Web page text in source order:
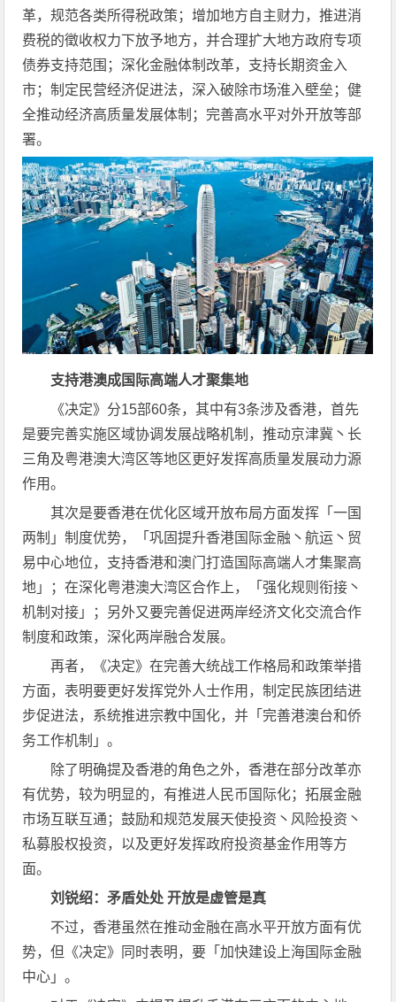
革，规范各类所得税政策；增加地方自主财力，推进消
费税的徵收权力下放予地方，并合理扩大地方政府专项
债券支持范围；深化金融体制改革，支持长期资金入
市；制定民营经济促进法，深入破除市场淮入壁垒；健
全推动经济高质量发展体制；完善高水平对外开放等部
署。
支持港澳成国际高端人才聚集地
《决定》分15部60条，其中有3条涉及香港，首先
是要完善实施区域协调发展战略机制，推动京津冀丶长
三角及粤港澳大湾区等地区更好发挥高质量发展动力源
作用。
其次是要香港在优化区域开放布局方面发挥「一国
两制」制度优势，「巩固提升香港国际金融丶航运丶贸
易中心地位，支持香港和澳门打造国际高端人才集聚高
地」；在深化粤港澳大湾区合作上，「强化规则衔接丶
机制对接」；另外又要完善促进两岸经济文化交流合作
制度和政策，深化两岸融合发展。
再者，《决定》在完善大统战工作格局和政策举措
方面，表明要更好发挥党外人士作用，制定民族团结进
步促进法，系统推进宗教中国化，并「完善港澳台和侨
务工作机制」。
除了明确提及香港的角色之外，香港在部分改革亦
有优势，较为明显的，有推进人民币国际化；拓展金融
市场互联互通；鼓励和规范发展天使投资丶风险投资丶
私募股权投资，以及更好发挥政府投资基金作用等方
面。
刘锐绍：矛盾处处 开放是虚管是真
不过，香港虽然在推动金融在高水平开放方面有优
势，但《决定》同时表明，要「加快建设上海国际金融
中心」。